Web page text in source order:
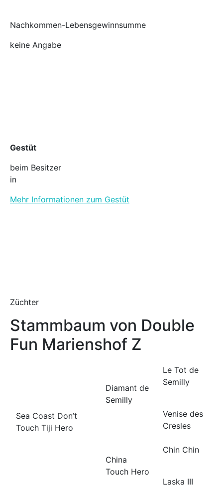
Nachkommen-Lebensgewinnsumme
keine Angabe
Gestüt
beim Besitzer
in
Mehr Informationen zum Gestüt
Züchter
Stammbaum von Double
Fun Marienshof Z
Sea Coast Don’t
Touch Tiji Hero
Diamant de
Semilly
Le Tot de
Semilly
Venise des
Cresles
China
Touch Hero
Chin Chin
Laska III